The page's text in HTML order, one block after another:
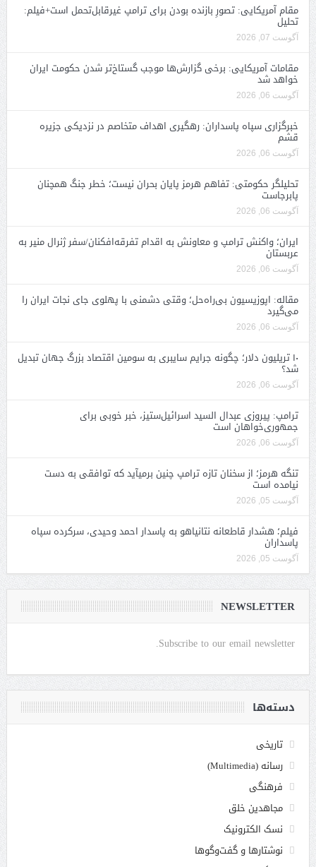
مقام آمریکایی: تصورِ بازنده بودن برای ترامپ غیرقابل‌تحمل است+فیلم:
تحلیل
آگوست 07, 2026
مقامات آمریکایی: برخی گزارش‌ها موجب گستاخ‌تر شدن حکومت ایران
خواهد شد
آگوست 06, 2026
خبرگزاری سپاه پاسداران: رهگیری اهداف متخاصم در نزدیکی جزیره
قشم
آگوست 06, 2026
تحلیلگر حکومتی: تفاهم هرمز پایان بحران نیست؛ خطر جنگ همچنان
پابرجاست
آگوست 06, 2026
ایران؛ واکنش ترامپ و معاونش به اقدام تفرقه‌افکنان/سفر ژنرال منیر به
عربستان
آگوست 06, 2026
مقاله: اپوزیسیون بی‌راه‌حل؛ وقتی دشمنی با پهلوی جای نجات ایران را
می‌گیرد
آگوست 06, 2026
۱۰ تریلیون دلار؛ چگونه جرایم سایبری به سومین اقتصاد بزرگ جهان تبدیل
شد؟
آگوست 06, 2026
ترامپ: پیروزی عبدال السید اسرائیل‌ستیز، خبر خوبی برای
جمهوری‌خواهان است
آگوست 06, 2026
تنگه هرمز؛ از سخنان تازه ترامپ چنین برمیآید که توافقی به دست
نیامده است
آگوست 05, 2026
فیلم؛ هشدار قاطعانه نتانیاهو به پاسدار احمد وحیدی، سرکرده سپاه
پاسداران
آگوست 05, 2026
NEWSLETTER
Subscribe to our email newsletter.
دسته‌ها
تاریخی
رسانه (Multimedia)
فرهنگی
مجاهدین خلق
نسک الکترونیک
نوشتارها و گفت‌وگوها